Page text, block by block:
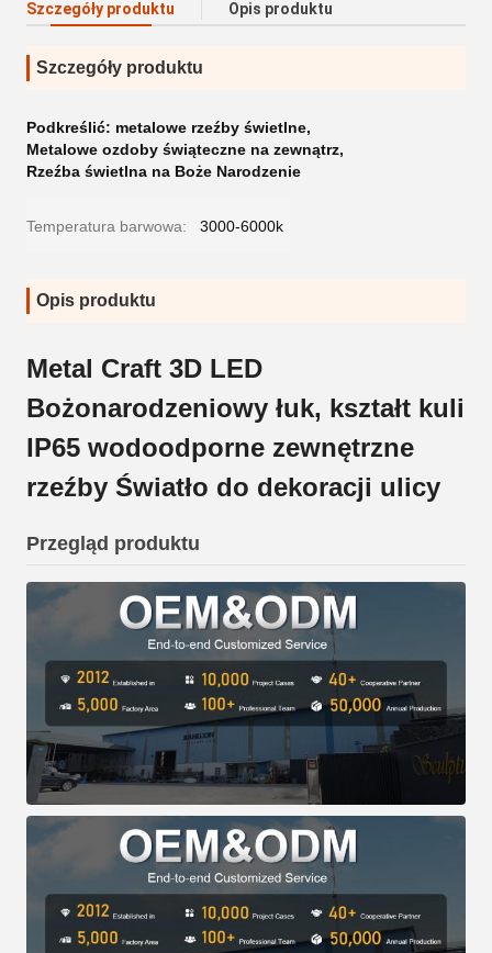
Szczegóły produktu Opis produktu
Szczegóły produktu
Podkreślić: metalowe rzeźby świetlne,
Metalowe ozdoby świąteczne na zewnątrz,
Rzeźba świetlna na Boże Narodzenie
Temperatura barwowa: 3000-6000k
Opis produktu
Metal Craft 3D LED
Bożonarodzeniowy łuk, kształt kuli
IP65 wodoodporne zewnętrzne
rzeźby Światło do dekoracji ulicy
Przegląd produktu